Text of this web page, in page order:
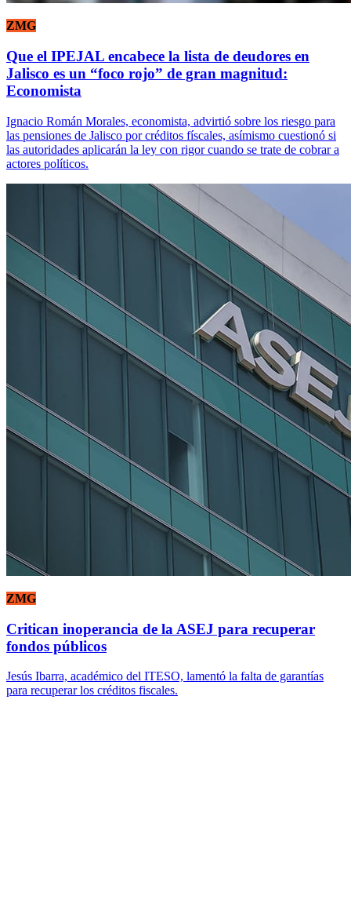
ZMG
Que el IPEJAL encabece la lista de deudores en
Jalisco es un “foco rojo” de gran magnitud:
Economista
Ignacio Román Morales, economista, advirtió sobre los riesgo para
las pensiones de Jalisco por créditos físcales, asímismo cuestionó si
las autoridades aplicarán la ley con rigor cuando se trate de cobrar a
actores políticos.
ZMG
Critican inoperancia de la ASEJ para recuperar
fondos públicos
Jesús Ibarra, académico del ITESO, lamentó la falta de garantías
para recuperar los créditos fiscales.